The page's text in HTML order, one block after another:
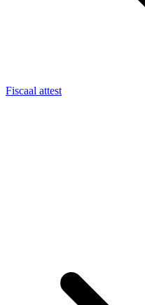
Fiscaal attest